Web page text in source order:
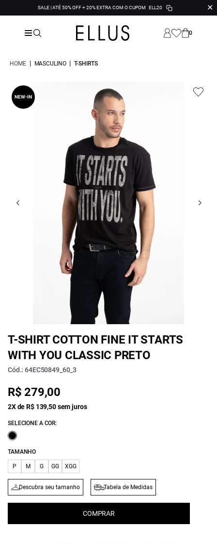
SALE | ATÉ 50% OFF + 20% EXTRA COM O CUPOM ELL20 ✕
0
HOME | MASCULINO | T-SHIRTS
NEW-IN
T-SHIRT COTTON FINE IT STARTS
WITH YOU CLASSIC PRETO
Cód.: 64EC50849_60_3
R$ 279,00
2X de R$ 139,50 sem juros
SELECIONE A COR:
TAMANHO
P M G GG XGG
Descubra seu tamanho Tabela de Medidas
COMPRAR